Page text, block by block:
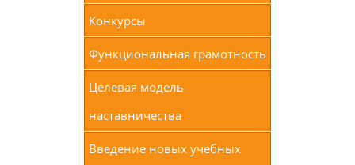
Конкурсы
Функциональная грамотность
Целевая модель
наставничества
Введение новых учебных